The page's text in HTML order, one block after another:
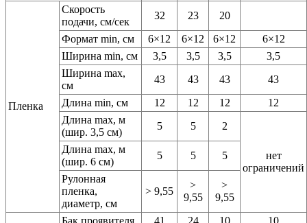
Пленка
Скорость
подачи, см/сек
32 23
20
Формат min, см
6×12 6×12 6×12
6×12
Ширина min, см
3,5 3,5 3,5
3,5
Ширина max,
см
43 43 43
43
Длина min, см
12 12 12
12
Длина max, м
(шир. 3,5 см)
5 5 2
нет
ограничений
Длина max, м
(шир. 6 см)
5 5
5
Рулонная
пленка,
диаметр, см
> 9,55
>
9,55
>
9,55
Бак проявителя 41 24 10
10